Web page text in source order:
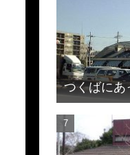
つくばにあ